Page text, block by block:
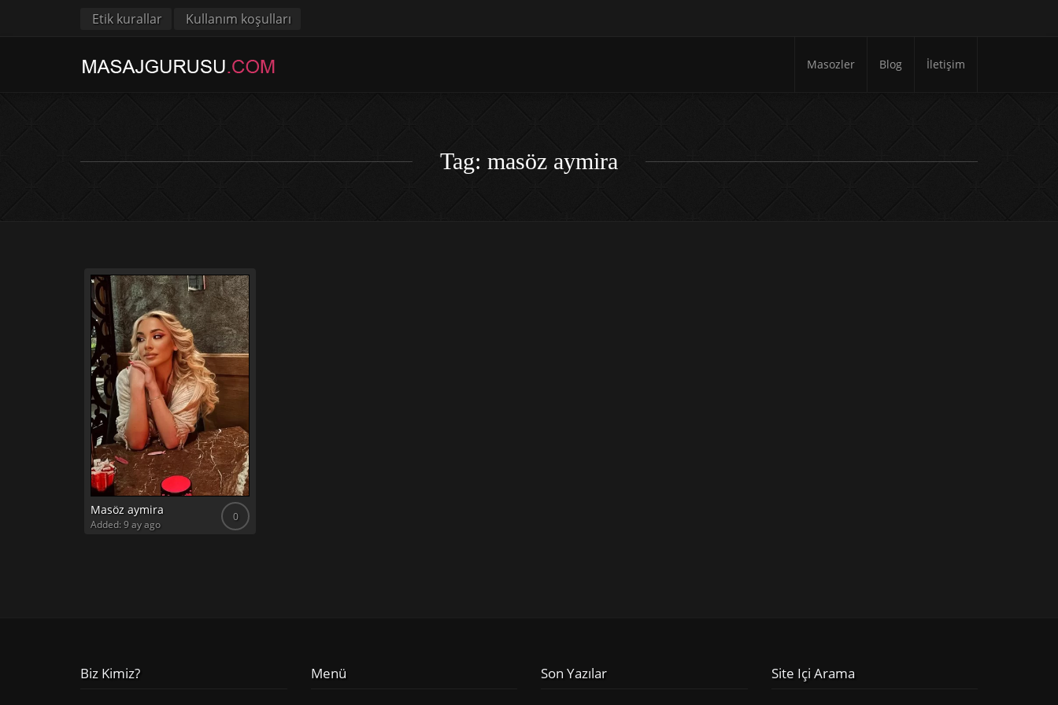
Etik kurallar Kullanım koşulları
Masozler Blog İletişim
Tag: masöz aymira
Masöz aymira 0
Added: 9 ay ago
Biz Kimiz? Menü Son Yazılar Site Içi Arama